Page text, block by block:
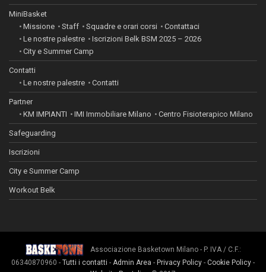
MiniBasket
Missione
Staff Squadre e orari corsi
Contattaci
Le nostre palestre
Iscrizioni Belk BSM 2025 – 2026
City e Summer Camp
Contatti
Le nostre palestre
Contatti
Partner
KM IMPIANTI
IMI Immobiliare Milano Centro Fisioterapico Milano
Safeguarding
Iscrizioni
City e Summer Camp
Workout Belk
Associazione Basketown Milano - P. IVA / C.F.:
06340870960 - Tutti i contatti - Admin Area - Privacy Policy - Cookie Policy -